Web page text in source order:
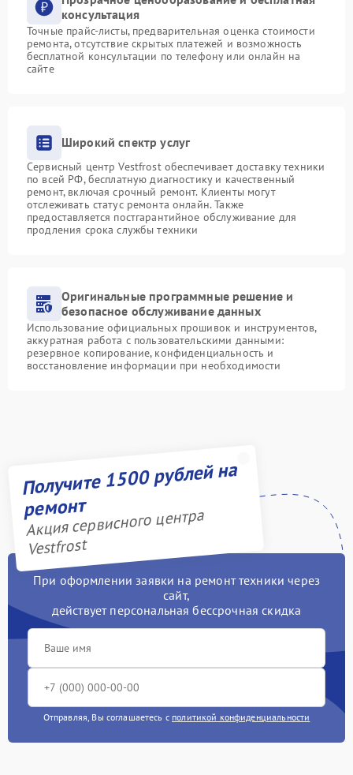
консультация
Точные прайс-листы, предварительная оценка стоимости
ремонта, отсутствие скрытых платежей и возможность
бесплатной консультации по телефону или онлайн на
сайте
Широкий спектр услуг
Сервисный центр Vestfrost обеспечивает доставку техники
по всей РФ, бесплатную диагностику и качественный
ремонт, включая срочный ремонт. Клиенты могут
отслеживать статус ремонта онлайн. Также
предоставляется постгарантийное обслуживание для
продления срока службы техники
Оригинальные программные решение и
безопасное обслуживание данных
Использование официальных прошивок и инструментов,
аккуратная работа с пользовательскими данными:
резервное копирование, конфиденциальность и
восстановление информации при необходимости
Получите 1500 рублей на
ремонт
Акция сервисного центра
Vestfrost
При оформлении заявки на ремонт техники через
сайт,
действует персональная бессрочная скидка
Отправляя, Вы соглашаетесь с политикой конфиденциальности